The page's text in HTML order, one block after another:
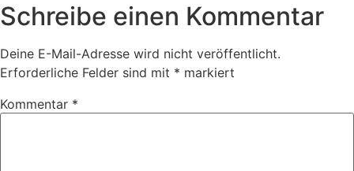
Schreibe einen Kommentar
Deine E-Mail-Adresse wird nicht veröffentlicht.
Erforderliche Felder sind mit * markiert
Kommentar *